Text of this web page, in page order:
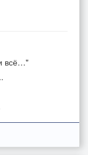
всё…"